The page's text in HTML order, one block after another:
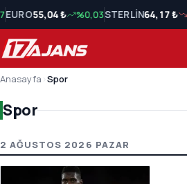
EURO55,04 ₺ %0,03STERLİN64,17 ₺
Anasayfa Spor
Spor
Spor Son Haberler
2 AĞUSTOS 2026 PAZAR